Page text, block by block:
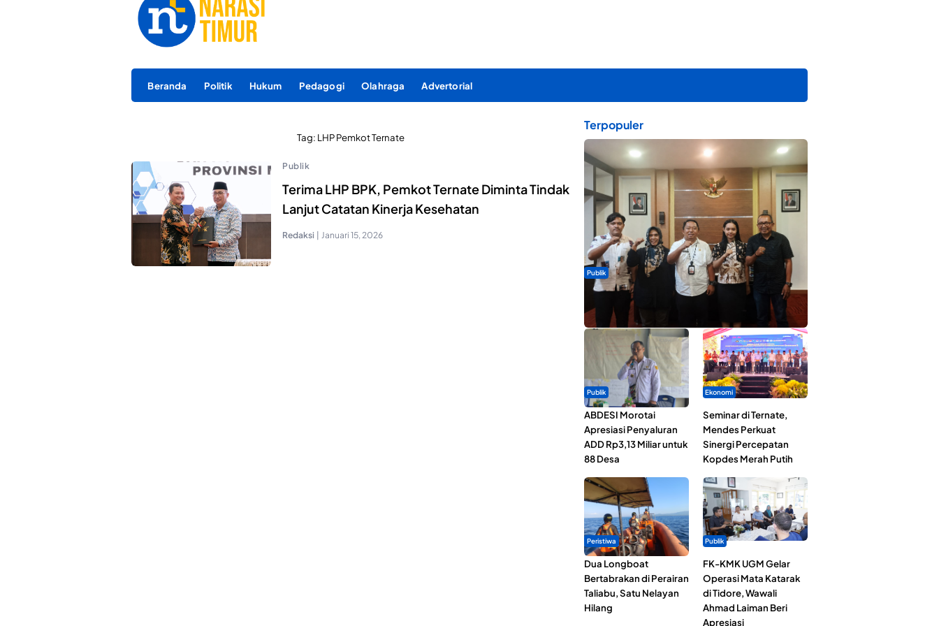
Beranda Politik Hukum Pedagogi Olahraga Advertorial
Tag: LHP Pemkot Ternate
Publik
Terima LHP BPK, Pemkot Ternate Diminta Tindak
Lanjut Catatan Kinerja Kesehatan
Redaksi | Januari 15, 2026
Terpopuler
Publik
Dua Talenta Muda Ternate Wakili Maluku Utara di
Gita Bahana Nusantara 2026
Publik
ABDESI Morotai
Apresiasi Penyaluran
ADD Rp3,13 Miliar untuk
88 Desa
Ekonomi
Seminar di Ternate,
Mendes Perkuat
Sinergi Percepatan
Kopdes Merah Putih
Peristiwa
Dua Longboat
Bertabrakan di Perairan
Taliabu, Satu Nelayan
Hilang
Publik
FK-KMK UGM Gelar
Operasi Mata Katarak
di Tidore, Wawali
Ahmad Laiman Beri
Apresiasi